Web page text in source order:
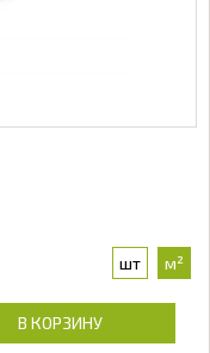
шт м²
В КОРЗИНУ